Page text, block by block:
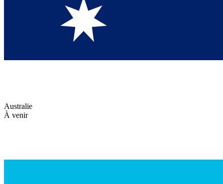
Australie
À venir